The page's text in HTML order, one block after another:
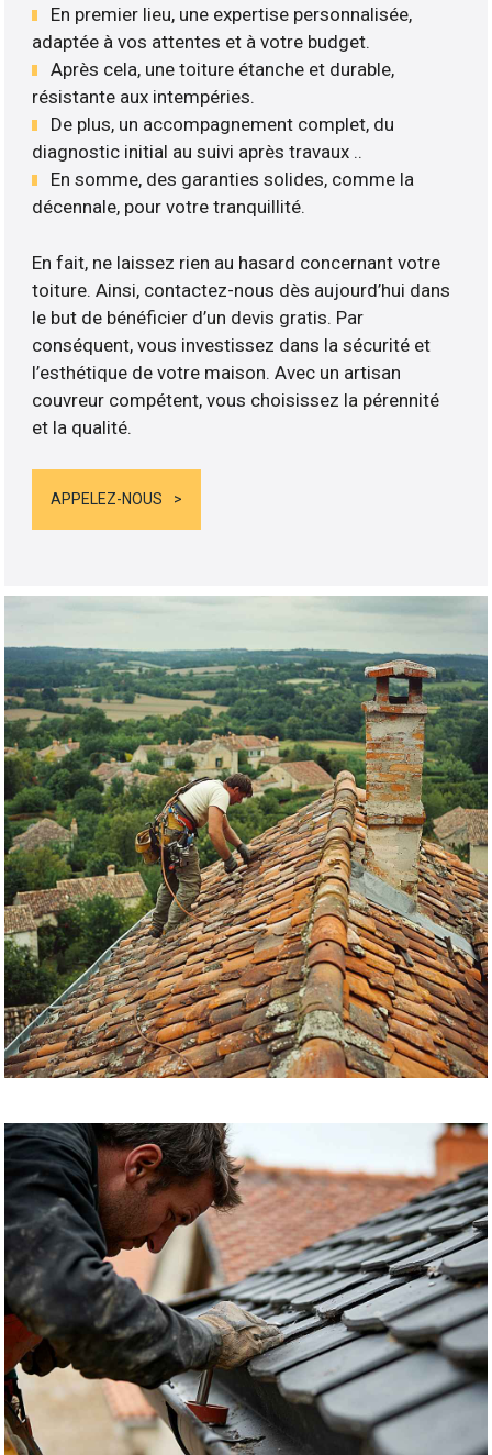
En premier lieu, une expertise personnalisée,
adaptée à vos attentes et à votre budget.
Après cela, une toiture étanche et durable,
résistante aux intempéries.
De plus, un accompagnement complet, du
diagnostic initial au suivi après travaux ..
En somme, des garanties solides, comme la
décennale, pour votre tranquillité.
En fait, ne laissez rien au hasard concernant votre
toiture. Ainsi, contactez-nous dès aujourd’hui dans
le but de bénéficier d’un devis gratis. Par
conséquent, vous investissez dans la sécurité et
l’esthétique de votre maison. Avec un artisan
couvreur compétent, vous choisissez la pérennité
et la qualité.
APPELEZ-NOUS